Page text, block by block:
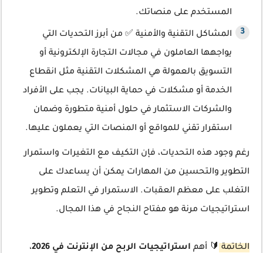
المستخدم على منصاتك.
المشاكل التقنية والأمنية ✅ من أبرز التحديات التي
يواجهها العاملون في مجالات التجارة الإلكترونية أو
التسويق بالعمولة هي المشكلات التقنية مثل انقطاع
الخدمة أو مشكلات في حماية البيانات. يجب على الأفراد
والشركات الاستثمار في حلول أمنية متطورة وضمان
استقرار تقني للمواقع أو المنصات التي يعملون عليها.
رغم وجود هذه التحديات، فإن التكيف مع التغيرات واستمرار
التطوير والتحسين من المهارات يمكن أن يساعدك على
التغلب على معظم العقبات. الاستمرار في التعلم وتطوير
استراتيجيات مرنة هو مفتاح النجاح في هذا المجال.
الخاتمة 🔰 أهم استراتيجيات الربح من الإنترنت في 2026
،